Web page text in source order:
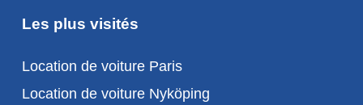
Les plus visités
Location de voiture Paris
Location de voiture Nyköping